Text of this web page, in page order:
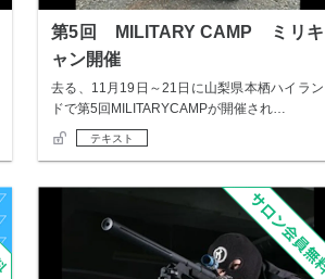
第5回 MILITARY CAMP ミリキ
ャン開催
去る、11月19日～21日に山梨県本栖ハイラン
ドで第5回MILITARYCAMPが開催され…
テキスト